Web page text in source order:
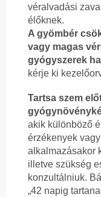
véralvadási
élőknek.
A gyömbér
vagy magas
gyógyszerek
kérje ki
Tartsa szem
akik különböző
érzékenyek
alkalmazásakor
illetve szükség
konzultálniuk.
„42 napig